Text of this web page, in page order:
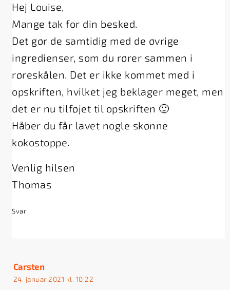
Hej Louise,
Mange tak for din besked.
Det gør de samtidig med de øvrige
ingredienser, som du rører sammen i
røreskålen. Det er ikke kommet med i
opskriften, hvilket jeg beklager meget, men
det er nu tilføjet til opskriften 🙂
Håber du får lavet nogle skønne
kokostoppe.
Venlig hilsen
Thomas
Svar
Carsten
24. januar 2021 kl. 10:22